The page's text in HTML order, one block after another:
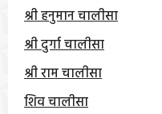
श्री हनुमान चालीसा
श्री दुर्गा चालीसा
श्री राम चालीसा
शिव चालीसा